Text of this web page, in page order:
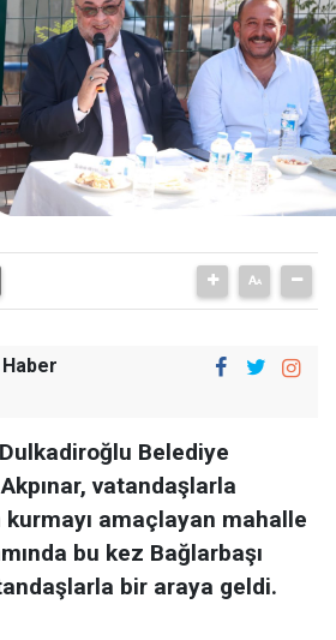
Belediye
vatandaşlarla
amaçlayan mahalle
bu kez Bağlarbaşı
bir araya geldi.